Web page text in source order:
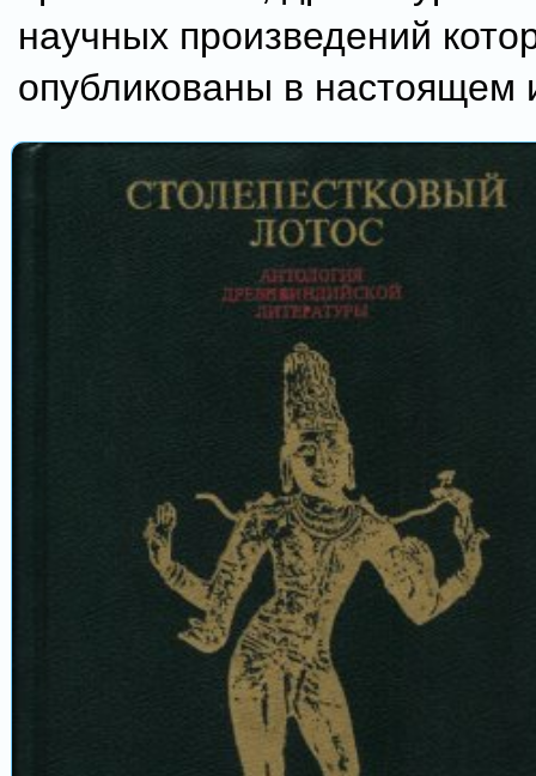
научных произведений
опубликованы в настоящем